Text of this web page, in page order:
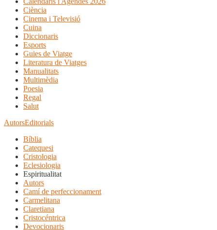
Ciència
Cinema i Televisió
Cuina
Diccionaris
Esports
Guies de Viatge
Literatura de Viatges
Manualitats
Multimèdia
Poesia
Regal
Salut
AutorsEditorials
Bíblia
Catequesi
Cristologia
Eclesiologia
Espiritualitat
Autors
Camí de perfeccionament
Carmelitana
Claretiana
Cristocéntrica
Devocionaris